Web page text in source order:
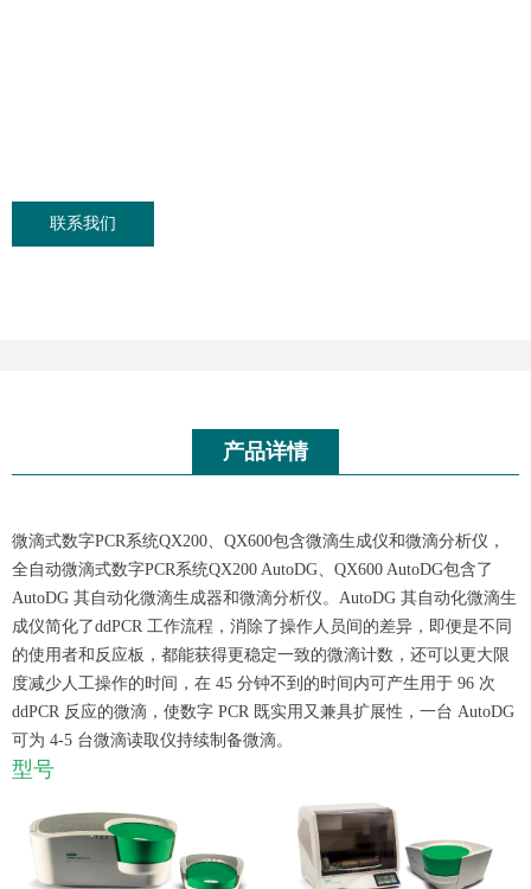
联系我们
产品详情
微滴式数字PCR系统QX200、QX600包含微滴生成仪和微滴分析仪，
全自动微滴式数字PCR系统QX200 AutoDG、QX600 AutoDG包含了
AutoDG 其自动化微滴生成器和微滴分析仪。AutoDG 其自动化微滴生
成仪简化了ddPCR 工作流程，消除了操作人员间的差异，即便是不同
的使用者和反应板，都能获得更稳定一致的微滴计数，还可以更大限
度减少人工操作的时间，在 45 分钟不到的时间内可产生用于 96 次
ddPCR 反应的微滴，使数字 PCR 既实用又兼具扩展性，一台 AutoDG
可为 4-5 台微滴读取仪持续制备微滴。
型号